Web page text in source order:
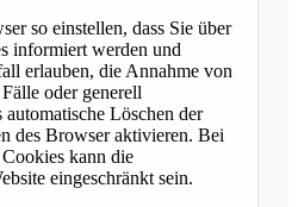
so einstellen, dass Sie über
informiert werden und
erlauben, die Annahme von
oder generell
automatische Löschen der
des Browser aktivieren. Bei
kann die
eingeschränkt sein.